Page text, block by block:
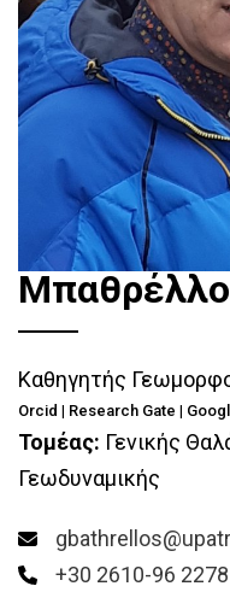
Καθηγητής
Orcid | Research Gate |
Τομέας: Γενικής
Γεωδυναμικής
+30 2610-96 2278